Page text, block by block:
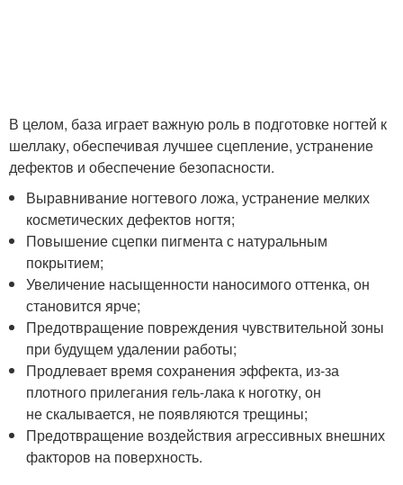
В целом, база играет важную роль в подготовке ногтей к
шеллаку, обеспечивая лучшее сцепление, устранение
дефектов и обеспечение безопасности.
Выравнивание ногтевого ложа, устранение мелких
косметических дефектов ногтя;
Повышение сцепки пигмента с натуральным
покрытием;
Увеличение насыщенности наносимого оттенка, он
становится ярче;
Предотвращение повреждения чувствительной зоны
при будущем удалении работы;
Продлевает время сохранения эффекта, из-за
плотного прилегания гель-лака к ноготку, он
не скалывается, не появляются трещины;
Предотвращение воздействия агрессивных внешних
факторов на поверхность.